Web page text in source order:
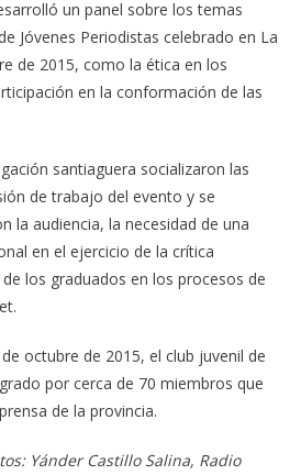
un panel sobre los temas
Jóvenes Periodistas celebrado en La
de 2015, como la ética en los
en la conformación de las
santiaguera socializaron las
de trabajo del evento y se
la audiencia, la necesidad de una
en el ejercicio de la crítica
los graduados en los procesos de
octubre de 2015, el club juvenil de
por cerca de 70 miembros que
de la provincia.
Yánder Castillo Salina, Radio